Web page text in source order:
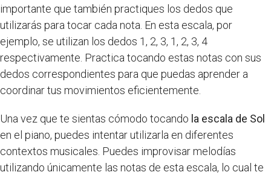
importante que también practiques los dedos que
utilizarás para tocar cada nota. En esta escala, por
ejemplo, se utilizan los dedos 1, 2, 3, 1, 2, 3, 4
respectivamente. Practica tocando estas notas con sus
dedos correspondientes para que puedas aprender a
coordinar tus movimientos eficientemente.
Una vez que te sientas cómodo tocando la escala de Sol
en el piano, puedes intentar utilizarla en diferentes
contextos musicales. Puedes improvisar melodías
utilizando únicamente las notas de esta escala, lo cual te